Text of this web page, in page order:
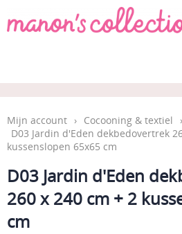
Home
Contact
Gastenboek
Wie zijn wij?
Blog
Mijn account › Cocooning & textiel ›
D03 Jardin d'Eden dekbedovertrek
kussenslopen 65x65 cm
D03 Jardin d'Eden
260 x 240 cm + 2
cm